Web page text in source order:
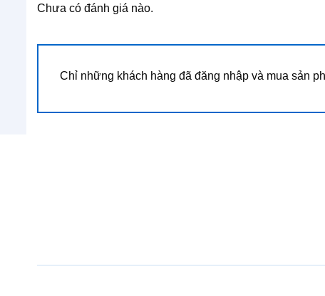
Chưa có đánh giá nào.
Chỉ những khách hàng đã đăng nhập và mua sản